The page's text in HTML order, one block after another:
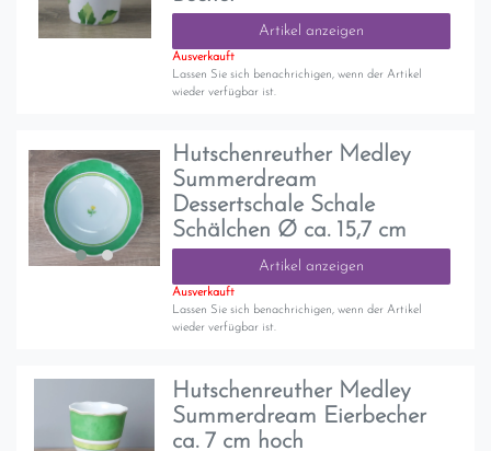
Artikel anzeigen
Ausverkauft
Lassen Sie sich benachrichigen, wenn der Artikel
wieder verfügbar ist.
Hutschenreuther Medley
Summerdream
Dessertschale Schale
Schälchen Ø ca. 15,7 cm
Artikel anzeigen
Ausverkauft
Lassen Sie sich benachrichigen, wenn der Artikel
wieder verfügbar ist.
Hutschenreuther Medley
Summerdream Eierbecher
ca. 7 cm hoch